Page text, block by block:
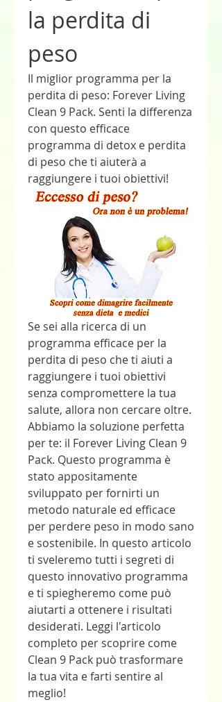
la perdita di
peso
Il miglior programma per la
perdita di peso: Forever Living
Clean 9 Pack. Senti la differenza
con questo efficace
programma di detox e perdita
di peso che ti aiuterà a
raggiungere i tuoi obiettivi!
Se sei alla ricerca di un
programma efficace per la
perdita di peso che ti aiuti a
raggiungere i tuoi obiettivi
senza compromettere la tua
salute, allora non cercare oltre.
Abbiamo la soluzione perfetta
per te: il Forever Living Clean 9
Pack. Questo programma è
stato appositamente
sviluppato per fornirti un
metodo naturale ed efficace
per perdere peso in modo sano
e sostenibile. In questo articolo
ti sveleremo tutti i segreti di
questo innovativo programma
e ti spiegheremo come può
aiutarti a ottenere i risultati
desiderati. Leggi l'articolo
completo per scoprire come
Clean 9 Pack può trasformare
la tua vita e farti sentire al
meglio!